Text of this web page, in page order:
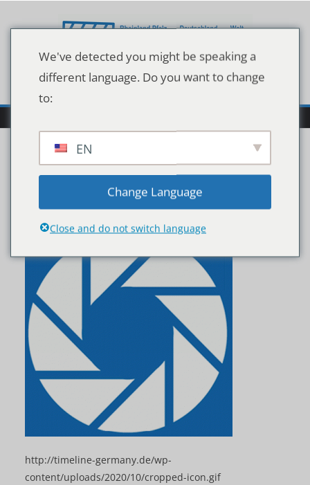
Inhalt
cropped-icon.gif
http://timeline-germany.de/wp-
content/uploads/2020/10/cropped-icon.gif
We've detected you might be speaking a
different language. Do you want to change
to:
EN
Change Language
Close and do not switch language